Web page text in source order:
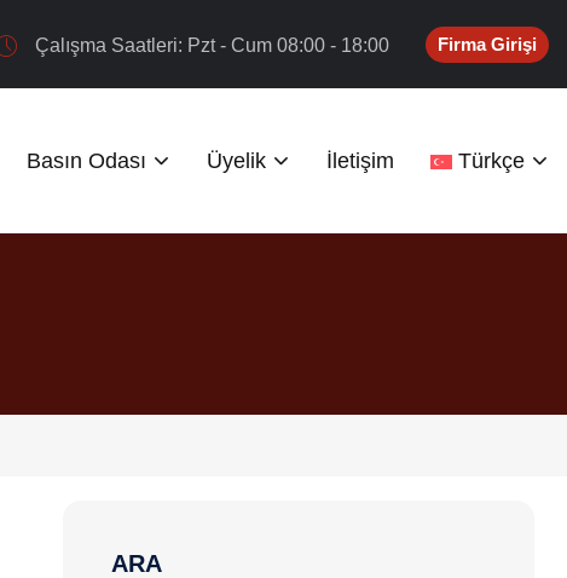
Çalışma Saatleri: Pzt - Cum 08:00 - 18:00 Firma Girişi
Basın Odası Üyelik İletişim Türkçe
ARA